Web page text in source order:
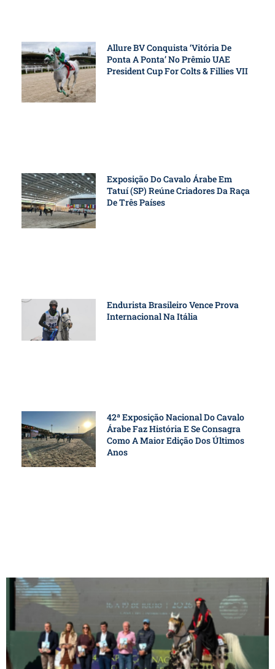
Allure BV Conquista ‘vitória De
Ponta A Ponta’ No Prêmio UAE
President Cup For Colts & Fillies VII
Exposição Do Cavalo Árabe Em
Tatuí (SP) Reúne Criadores Da Raça
De Três Países
Endurista Brasileiro Vence Prova
Internacional Na Itália
42ª Exposição Nacional Do Cavalo
Árabe Faz História E Se Consagra
Como A Maior Edição Dos Últimos
Anos